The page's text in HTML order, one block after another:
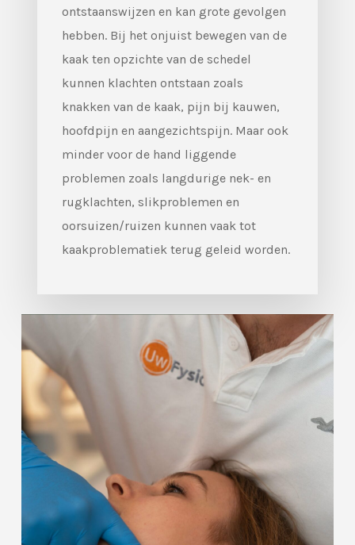
ontstaanswijzen en kan grote gevolgen
hebben. Bij het onjuist bewegen van de
kaak ten opzichte van de schedel
kunnen klachten ontstaan zoals
knakken van de kaak, pijn bij kauwen,
hoofdpijn en aangezichtspijn. Maar ook
minder voor de hand liggende
problemen zoals langdurige nek- en
rugklachten, slikproblemen en
oorsuizen/ruizen kunnen vaak tot
kaakproblematiek terug geleid worden.